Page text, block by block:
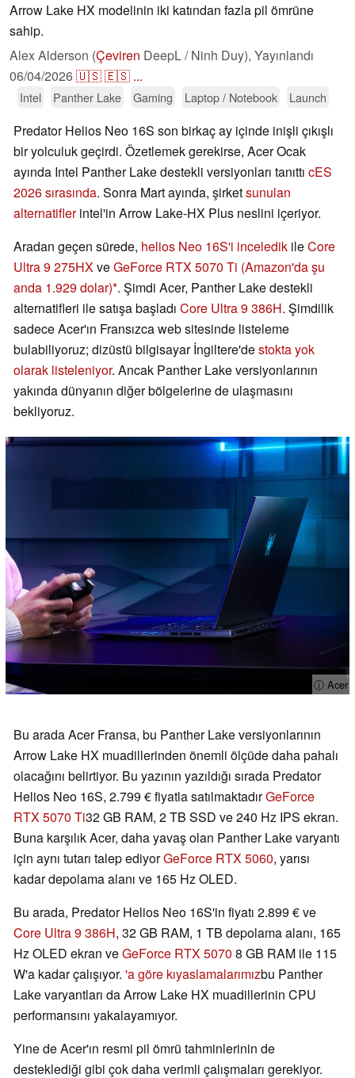
Arrow Lake HX modelinin iki katından fazla pil ömrüne
sahip.
Alex Alderson (Çeviren DeepL / Ninh Duy), Yayınlandı
06/04/2026🇺🇸🇪🇸 ...
Intel Panther Lake Gaming Laptop / Notebook Launch
Predator Helios Neo 16S son birkaç ay içinde inişli çıkışlı
bir yolculuk geçirdi. Özetlemek gerekirse, Acer Ocak
ayında Intel Panther Lake destekli versiyonları tanıttı cES
2026 sırasında. Sonra Mart ayında, şirketsunulan
alternatiflerintel'in Arrow Lake-HX Plus neslini içeriyor.
Aradan geçen sürede, helios Neo 16S'i inceledik ileCore
Ultra 9 275HXveGeForce RTX 5070 Ti (Amazon'da şu
anda 1.929 dolar) . Şimdi Acer, Panther Lake destekli
alternatifleri ile satışa başladı Core Ultra 9 386H. Şimdilik
sadece Acer'ın Fransızca web sitesinde listeleme
bulabiliyoruz; dizüstü bilgisayar İngiltere'destokta yok
olarak listeleniyor. Ancak Panther Lake versiyonlarının
yakında dünyanın diğer bölgelerine de ulaşmasını
bekliyoruz.
ⓘ Acer
Bu arada Acer Fransa, bu Panther Lake versiyonlarının
Arrow Lake HX muadillerinden önemli ölçüde daha pahalı
olacağını belirtiyor. Bu yazının yazıldığı sırada Predator
Helios Neo 16S, 2.799 € fiyatla satılmaktadırGeForce
RTX 5070 Ti32 GB RAM, 2 TB SSD ve 240 Hz IPS ekran.
Buna karşılık Acer, daha yavaş olan Panther Lake varyantı
için aynı tutarı talep ediyorGeForce RTX 5060, yarısı
kadar depolama alanı ve 165 Hz OLED.
Bu arada, Predator Helios Neo 16S'in fiyatı 2.899 € ve
Core Ultra 9 386H, 32 GB RAM, 1 TB depolama alanı, 165
Hz OLED ekran veGeForce RTX 5070 8 GB RAM ile 115
W'a kadar çalışıyor. 'a göre kıyaslamalarımızbu Panther
Lake varyantları da Arrow Lake HX muadillerinin CPU
performansını yakalayamıyor.
Yine de Acer'ın resmi pil ömrü tahminlerinin de
desteklediği gibi çok daha verimli çalışmaları gerekiyor.